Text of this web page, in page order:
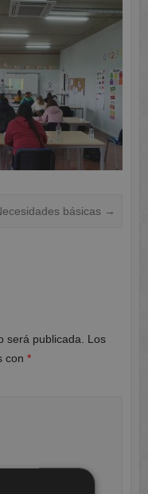
básicas →
será publicada. Los
con *